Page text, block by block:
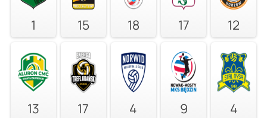
1 15 18 17 12
13 17 4 9 4